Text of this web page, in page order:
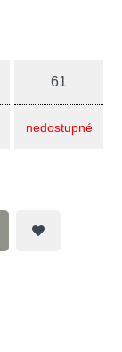
61
nedostupné